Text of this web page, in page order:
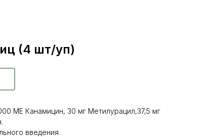
(4 шт/уп)
МЕ Канамицин, 30 мг Метилурацил,37,5 мг
введения